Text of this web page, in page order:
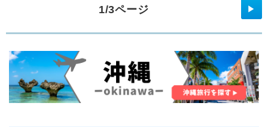
1/3ページ ▶